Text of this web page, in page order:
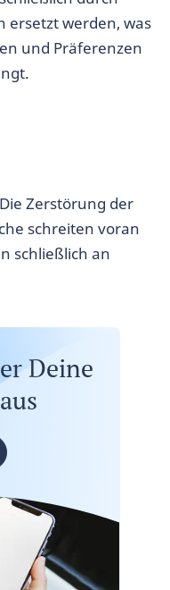
ersetzt werden, was
und Präferenzen
Zerstörung der
schreiten voran
schließlich an
Deine